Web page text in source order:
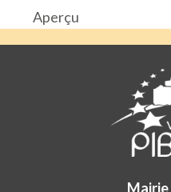
Aperçu
Mairie